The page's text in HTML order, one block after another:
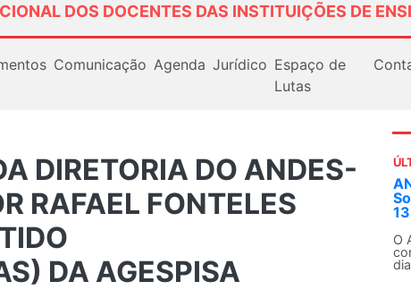
DOS DOCENTES DAS INSTITUIÇÕES DE
Comunicação Agenda Jurídico Espaço de
Lutas
DIRETORIA DO ANDES-
RAFAEL FONTELES
DA AGESPISA
O